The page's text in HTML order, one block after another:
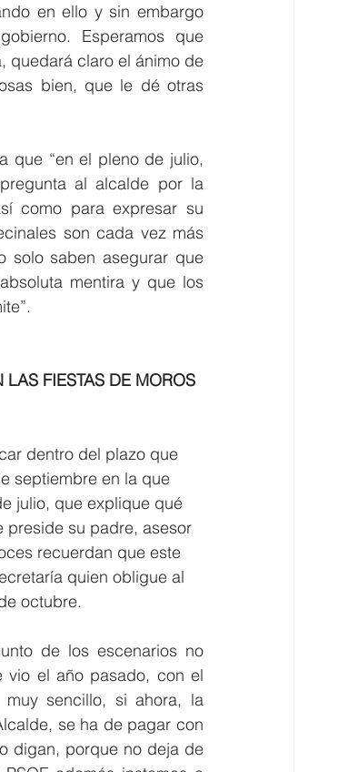
en ello y sin embargo
Esperamos que
quedará claro el ánimo de
bien, que le dé otras
que “en el pleno de julio,
al alcalde por la
como para expresar su
son cada vez más
solo saben asegurar que
mentira y que los
FIESTAS DE MOROS
dentro del plazo que
septiembre en la que
julio, que explique qué
preside su padre, asesor
recuerdan que este
quien obligue al
octubre.
de los escenarios no
vio el año pasado, con el
sencillo, si ahora, la
se ha de pagar con
digan, porque no deja de